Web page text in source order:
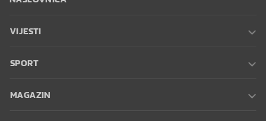
VIJESTI
SPORT
MAGAZIN